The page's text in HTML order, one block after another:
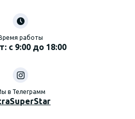
работы
с 9:00 до 18:00
в Телеграмм